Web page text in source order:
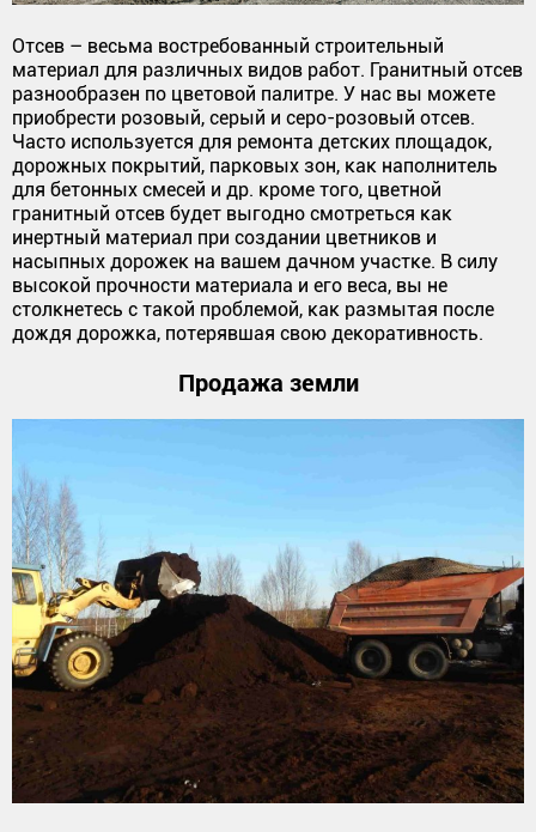
Отсев – весьма востребованный строительный
материал для различных видов работ. Гранитный отсев
разнообразен по цветовой палитре. У нас вы можете
приобрести розовый, серый и серо-розовый отсев.
Часто используется для ремонта детских площадок,
дорожных покрытий, парковых зон, как наполнитель
для бетонных смесей и др. кроме того, цветной
гранитный отсев будет выгодно смотреться как
инертный материал при создании цветников и
насыпных дорожек на вашем дачном участке. В силу
высокой прочности материала и его веса, вы не
столкнетесь с такой проблемой, как размытая после
дождя дорожка, потерявшая свою декоративность.
Продажа земли